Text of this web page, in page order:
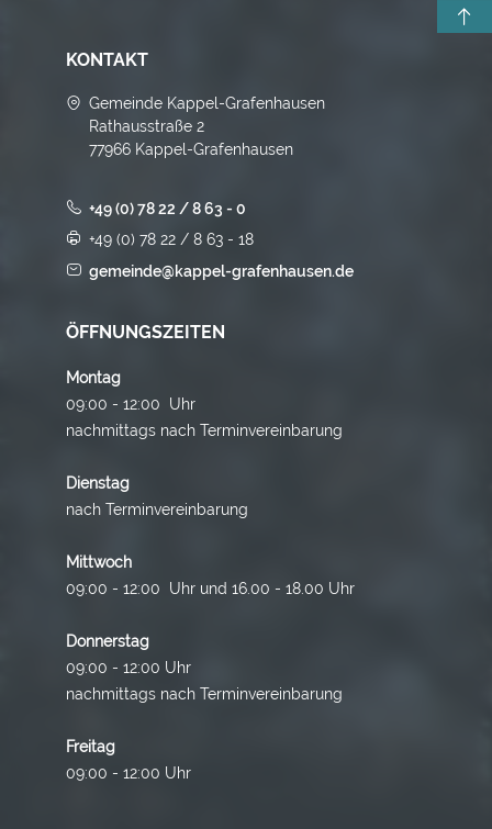
KONTAKT
Gemeinde Kappel-Grafenhausen
Rathausstraße 2
77966 Kappel-Grafenhausen
+49 (0) 78 22 / 8 63 - 0
+49 (0) 78 22 / 8 63 - 18
gemeinde@kappel-grafenhausen.de
ÖFFNUNGSZEITEN
Montag
09:00 - 12:00 Uhr
nachmittags nach Terminvereinbarung
Dienstag
nach Terminvereinbarung
Mittwoch
09:00 - 12:00 Uhr und 16.00 - 18.00 Uhr
Donnerstag
09:00 - 12:00 Uhr
nachmittags nach Terminvereinbarung
Freitag
09:00 - 12:00 Uhr